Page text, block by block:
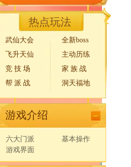
热点玩法
武仙大会
全新boss
飞升天仙
主动历练
竞 技 场
家 族 战
帮 派 战
洞天福地
游戏介绍
六大门派
基本操作
游戏界面